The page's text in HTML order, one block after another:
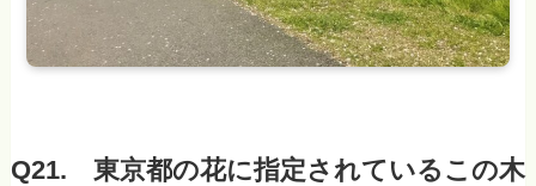
Q21. 東京都の花に指定されているこの木